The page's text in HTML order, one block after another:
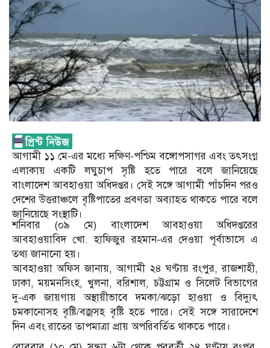
আগামী ১১ মে-এর মধ্যে দক্ষিণ-পশ্চিম বঙ্গোপসাগর এবং তৎসংগ্ন
এলাকায় একটি লঘুচাপ সৃষ্টি হতে পারে বলে জানিয়েছে
বাংলাদেশ আবহাওয়া অধিদপ্তর। সেই সঙ্গে আগামী পাঁচদিন পরও
দেশের উত্তরাঞ্চলে বৃষ্টিপাতের প্রবণতা অব্যাহত থাকতে পারে বলে
জানিয়েছে সংস্থাটি।
শনিবার (০৯ মে) বাংলাদেশ আবহাওয়া অধিদপ্তরের
আবহাওয়াবিদ খো. হাফিজুর রহমান-এর দেওয়া পূর্বাভাসে এ
তথ্য জানানো হয়।
আবহাওয়া অফিস জানায়, আগামী ২৪ ঘণ্টায় রংপুর, রাজশাহী,
ঢাকা, ময়মনসিংহ, খুলনা, বরিশাল, চট্টগ্রাম ও সিলেট বিভাগের
দু-এক জায়গায় অস্থায়ীভাবে দমকা/ঝড়ো হাওয়া ও বিদ্যুৎ
চমকানোসহ বৃষ্টি/বজ্রসহ বৃষ্টি হতে পারে। সেই সঙ্গে সারাদেশে
দিন এবং রাতের তাপমাত্রা প্রায় অপরিবর্তিত থাকতে পারে।